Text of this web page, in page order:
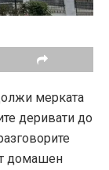
мерката
деривати до
домашен